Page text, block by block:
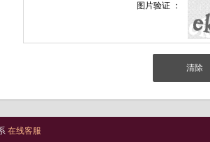
图片验证 ：
在线客服